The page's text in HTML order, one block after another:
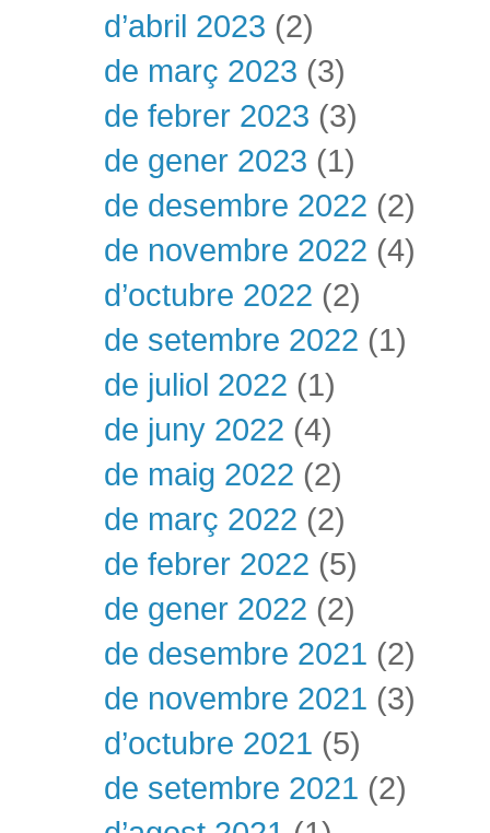
d’abril 2023 (2)
de març 2023 (3)
de febrer 2023 (3)
de gener 2023 (1)
de desembre 2022 (2)
de novembre 2022 (4)
d’octubre 2022 (2)
de setembre 2022 (1)
de juliol 2022 (1)
de juny 2022 (4)
de maig 2022 (2)
de març 2022 (2)
de febrer 2022 (5)
de gener 2022 (2)
de desembre 2021 (2)
de novembre 2021 (3)
d’octubre 2021 (5)
de setembre 2021 (2)